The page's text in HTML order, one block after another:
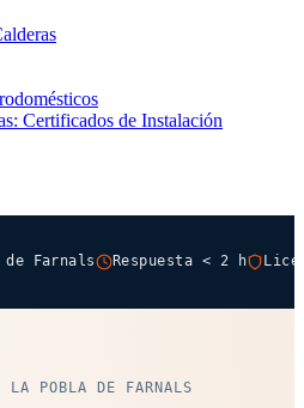
Certificados de Instalación
Farnals Respuesta < 2 h
POBLA DE FARNALS